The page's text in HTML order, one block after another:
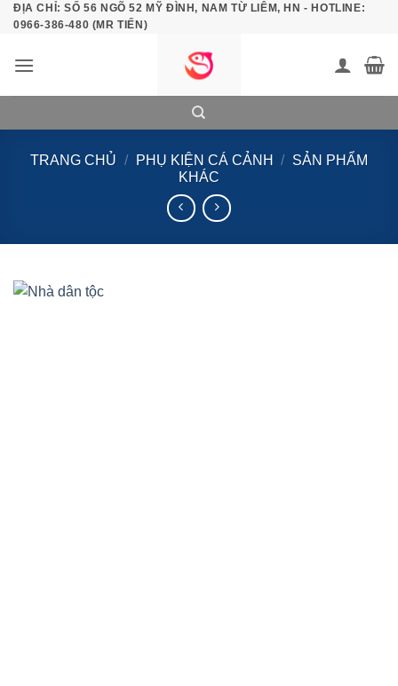
Bỏ
qua
dung
ĐỊA CHỈ: SỐ 56 NGÕ 52 MỸ ĐÌNH, NAM TỪ LIÊM, HN - HOTLINE:
0966-386-480 (MR TIẾN)
TRANG CHỦ / PHỤ KIỆN CÁ CẢNH / SẢN PHẨM
KHÁC